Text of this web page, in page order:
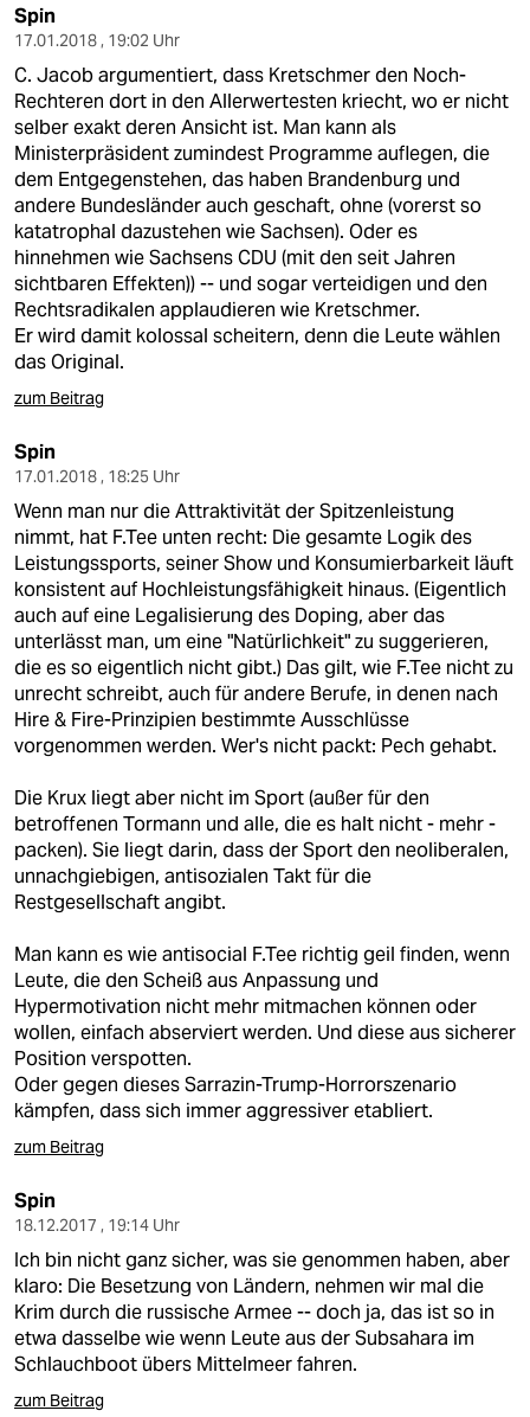
Spin
17.01.2018 , 19:02 Uhr
C. Jacob argumentiert, dass Kretschmer den Noch-
Rechteren dort in den Allerwertesten kriecht, wo er nicht
selber exakt deren Ansicht ist. Man kann als
Ministerpräsident zumindest Programme auflegen, die
dem Entgegenstehen, das haben Brandenburg und
andere Bundesländer auch geschaft, ohne (vorerst so
katatrophal dazustehen wie Sachsen). Oder es
hinnehmen wie Sachsens CDU (mit den seit Jahren
sichtbaren Effekten)) -- und sogar verteidigen und den
Rechtsradikalen applaudieren wie Kretschmer.
Er wird damit kolossal scheitern, denn die Leute wählen
das Original.
zum Beitrag
Spin
17.01.2018 , 18:25 Uhr
Wenn man nur die Attraktivität der Spitzenleistung
nimmt, hat F.Tee unten recht: Die gesamte Logik des
Leistungssports, seiner Show und Konsumierbarkeit läuft
konsistent auf Hochleistungsfähigkeit hinaus. (Eigentlich
auch auf eine Legalisierung des Doping, aber das
unterlässt man, um eine "Natürlichkeit" zu suggerieren,
die es so eigentlich nicht gibt.) Das gilt, wie F.Tee nicht zu
unrecht schreibt, auch für andere Berufe, in denen nach
Hire & Fire-Prinzipien bestimmte Ausschlüsse
vorgenommen werden. Wer's nicht packt: Pech gehabt.
Die Krux liegt aber nicht im Sport (außer für den
betroffenen Tormann und alle, die es halt nicht - mehr -
packen). Sie liegt darin, dass der Sport den neoliberalen,
unnachgiebigen, antisozialen Takt für die
Restgesellschaft angibt.
Man kann es wie antisocial F.Tee richtig geil finden, wenn
Leute, die den Scheiß aus Anpassung und
Hypermotivation nicht mehr mitmachen können oder
wollen, einfach abserviert werden. Und diese aus sicherer
Position verspotten.
Oder gegen dieses Sarrazin-Trump-Horrorszenario
kämpfen, dass sich immer aggressiver etabliert.
zum Beitrag
Spin
18.12.2017 , 19:14 Uhr
Ich bin nicht ganz sicher, was sie genommen haben, aber
klaro: Die Besetzung von Ländern, nehmen wir mal die
Krim durch die russische Armee -- doch ja, das ist so in
etwa dasselbe wie wenn Leute aus der Subsahara im
Schlauchboot übers Mittelmeer fahren.
zum Beitrag